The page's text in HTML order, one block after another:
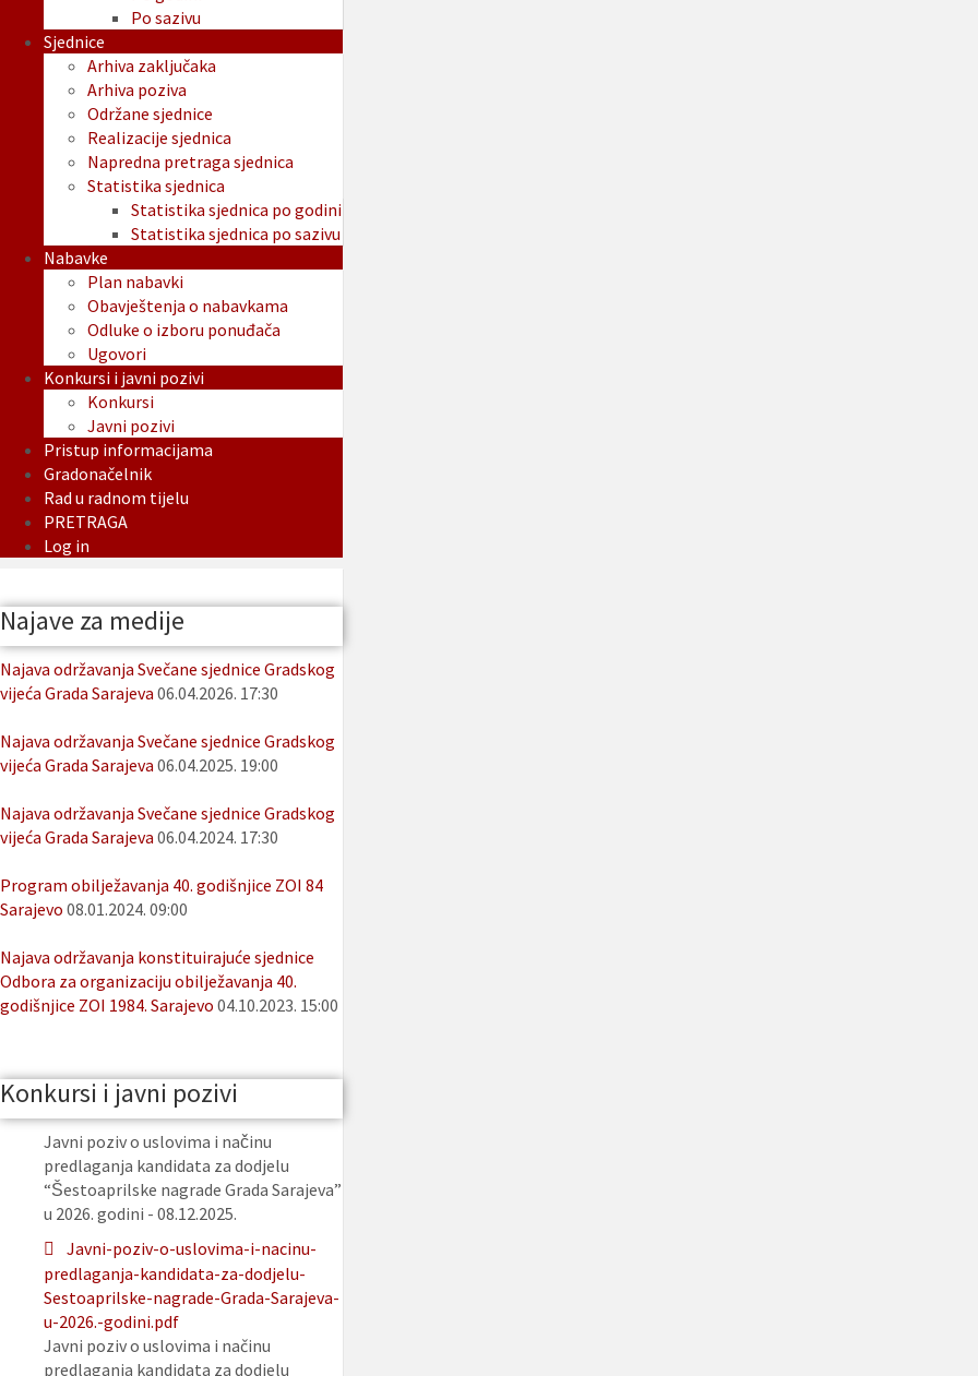
Po sazivu
Sjednice
Arhiva zaključaka
Arhiva poziva
Održane sjednice
Realizacije sjednica
Napredna pretraga sjednica
Statistika sjednica
Statistika sjednica po godini
Statistika sjednica po sazivu
Nabavke
Plan nabavki
Obavještenja o nabavkama
Odluke o izboru ponuđača
Ugovori
Konkursi i javni pozivi
Konkursi
Javni pozivi
Pristup informacijama
Gradonačelnik
Rad u radnom tijelu
PRETRAGA
Log in
Najave za medije
Najava održavanja Svečane sjednice Gradskog
vijeća Grada Sarajeva 06.04.2026. 17:30
Najava održavanja Svečane sjednice Gradskog
vijeća Grada Sarajeva 06.04.2025. 19:00
Najava održavanja Svečane sjednice Gradskog
vijeća Grada Sarajeva 06.04.2024. 17:30
Program obilježavanja 40. godišnjice ZOI 84
Sarajevo 08.01.2024. 09:00
Najava održavanja konstituirajuće sjednice
Odbora za organizaciju obilježavanja 40.
godišnjice ZOI 1984. Sarajevo 04.10.2023. 15:00
Konkursi i javni pozivi
Javni poziv o uslovima i načinu
predlaganja kandidata za dodjelu
“Šestoaprilske nagrade Grada Sarajeva”
u 2026. godini - 08.12.2025.
Javni-poziv-o-uslovima-i-nacinu-
predlaganja-kandidata-za-dodjelu-
Sestoaprilske-nagrade-Grada-Sarajeva-
u-2026.-godini.pdf
Javni poziv o uslovima i načinu
predlaganja kandidata za dodjelu